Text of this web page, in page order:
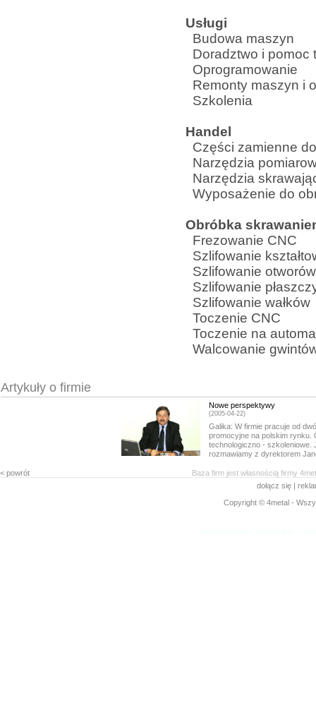
Usługi
Budowa maszyn
Doradztwo i pomoc
Oprogramowanie
Remonty maszyn i
Szkolenia
Handel
Części zamienne
Narzędzia
Narzędzia
Wyposażenie do
Obróbka
Frezowanie CNC
Szlifowanie
Szlifowanie otworów
Szlifowanie
Szlifowanie wałków
Toczenie CNC
Toczenie na
Walcowanie
Artykuły o firmie
Nowe perspektywy
(2005-04-22)
Galika: W firmie pracuje od
promocyjne na polskim rynku.
technologiczno - szkoleniowe.
rozmawiamy z dyrektorem
< powrót
Baza firm jest własnością firmy
dołącz się |
Copyright © 4metal -